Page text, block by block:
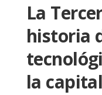
La
historia
la capital